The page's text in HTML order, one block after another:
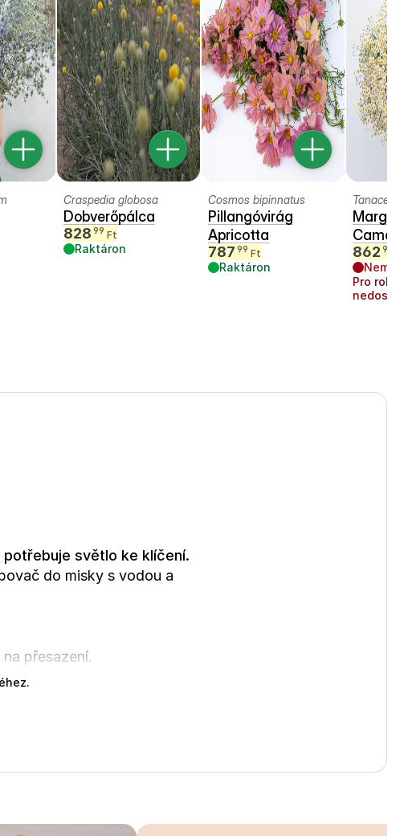
Craspedia globosa
Dobverőpálca
828 99 Ft
Raktáron
Cosmos bipinnatus
Pillangóvirág
Apricotta
787 99 Ft
Raktáron
862 99
Nem
Pro rok
světlo ke klíčení.
do misky s vodou a
přesazení.